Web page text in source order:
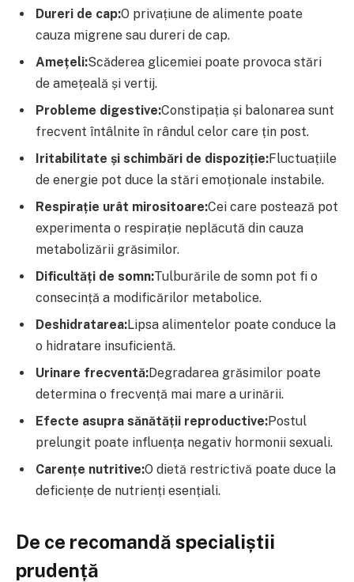
Dureri de cap:O privațiune de alimente poate
cauza migrene sau dureri de cap.
Amețeli:Scăderea glicemiei poate provoca stări
de amețeală și vertij.
Probleme digestive:Constipația și balonarea sunt
frecvent întâlnite în rândul celor care țin post.
Iritabilitate și schimbări de dispoziție:Fluctuațiile
de energie pot duce la stări emoționale instabile.
Respirație urât mirositoare:Cei care postează pot
experimenta o respirație neplăcută din cauza
metabolizării grăsimilor.
Dificultăți de somn:Tulburările de somn pot fi o
consecință a modificărilor metabolice.
Deshidratarea:Lipsa alimentelor poate conduce la
o hidratare insuficientă.
Urinare frecventă:Degradarea grăsimilor poate
determina o frecvență mai mare a urinării.
Efecte asupra sănătății reproductive:Postul
prelungit poate influența negativ hormonii sexuali.
Carențe nutritive:O dietă restrictivă poate duce la
deficiențe de nutrienți esențiali.
De ce recomandă specialiștii
prudență